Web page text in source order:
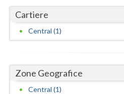
Harghita
Hunedoara
Cartiere
Central (1)
Zone Geografice
Central (1)